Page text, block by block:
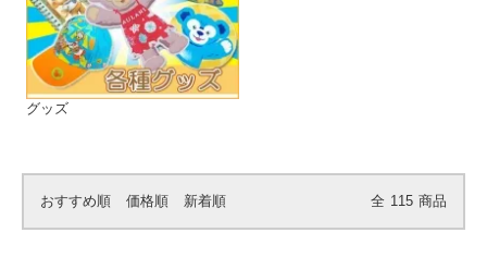
グッズ
おすすめ順 価格順 新着順 全 115 商品